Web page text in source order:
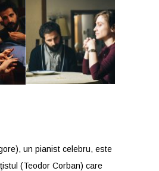
un pianist celebru, este
(Teodor Corban) care